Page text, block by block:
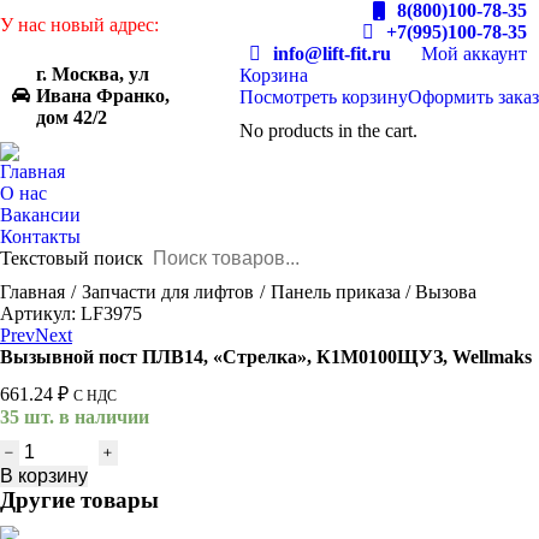
У нас новый адрес:
г. Москва, ул
Ивана Франко,
дом 42/2
8(800)100-78-35
+7(995)100-78-35
info@lift-fit.ru
Мой аккаунт
Корзина
Посмотреть корзинуОформить заказ
No products in the cart.
Главная
О нас
Вакансии
Контакты
Текстовый поиск
You are here:
Главная Запчасти для лифтов
Панель приказа / Вызова
Артикул: LF3975
PrevNext
Вызывной пост ПЛВ14, «Стрелка», К1М0100ЩУЗ, Wellmaks
661.24 ₽ С НДС
35 шт. в наличии
Количество
товара
Вызывной
пост
В корзину
Другие товары